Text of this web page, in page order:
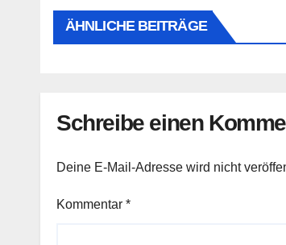
ÄHNLICHE BEITRÄGE
Schreibe einen
Deine E-Mail-Adresse wird nicht
Kommentar *